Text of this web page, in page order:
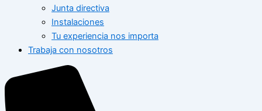
Junta directiva
Instalaciones
Tu experiencia nos importa
Trabaja con nosotros